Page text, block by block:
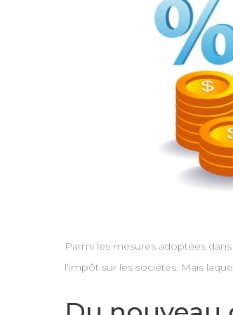
Parmi les mesures adoptées
l’impôt sur les sociétés. Mais